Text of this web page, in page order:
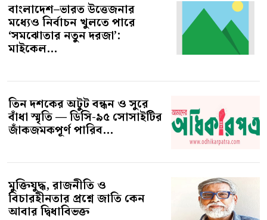
বাংলাদেশ–ভারত উত্তেজনার
মধ্যেও নির্বাচন খুলতে পারে
‘সমঝোতার নতুন দরজা’:
মাইকেল...
তিন দশকের অটুট বন্ধন ও সুরে
বাঁধা স্মৃতি — ডিসি-৯৫ সোসাইটির
জাঁকজমকপূর্ণ পারিব...
মুক্তিযুদ্ধ, রাজনীতি ও
বিচারহীনতার প্রশ্নে জাতি কেন
আবার দ্বিধাবিভক্ত